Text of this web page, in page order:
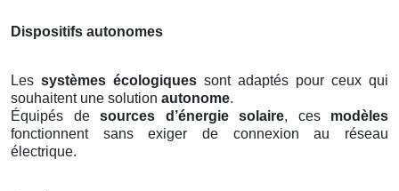
Dispositifs autonomes
Les systèmes écologiques sont adaptés pour ceux qui
souhaitent une solution autonome.
Équipés de sources d’énergie solaire, ces modèles
fonctionnent sans exiger de connexion au réseau
électrique.